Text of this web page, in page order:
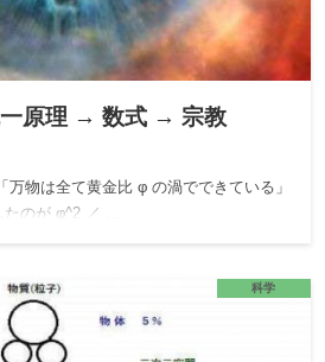
一原理 → 数式 → 宗教
万物は全て黄金比 φ の渦でできている」
たのが φ^2 ／ …
科学